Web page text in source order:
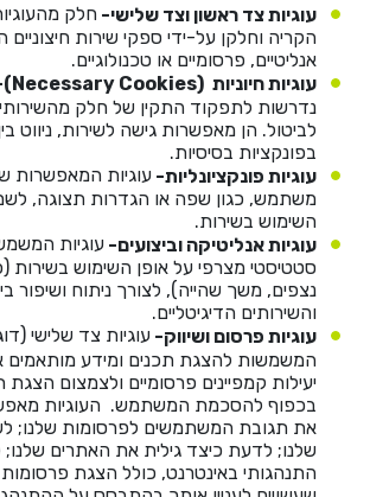
עוגיות צד ראשון וצד שלישי- חלק
הקריה וחלקן על-ידי ספקי שירות
אנליטיים, פרסומיים או טכנולוגיים.
עוגיות חיוניות (Necessary Cookies)
נדרשות לתפקוד התקין של חלק מהשירותים
לביטול. הן מאפשרות גישה לשירות, ניווט
בפונקציות בסיסיות.
עוגיות פונקציונליות- עוגיות המאפשרות
משתמש, כגון שפה או הגדרות תצוגה, לשם
השימוש בשירות.
עוגיות אנליטיקה וביצועים- עוגיות
סטטיסטי מצרפי על אופן השימוש בשירות
נצפים, משך שהייה), לצורך ניתוח ושיפור
והשירותים הדיגיטליים.
עוגיות פרסום ושיווק- עוגיות צד שלישי
המשמשות להצגת תכנים ומידע מותאמים
יעילות קמפיינים פרסומיים ולצמצום הצגת
בכפוף להסכמת המשתמש. העוגיות
את תגובת המשתמשים לפרסומות שלנו;
שלנו; לדעת כיצד גילית את האתרים
התנהגותי באינטרנט, כולל הצגת פרסומות